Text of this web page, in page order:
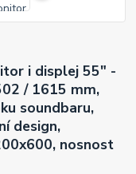
i displej 55" -
/ 1615 mm,
soundbaru,
design,
nosnost